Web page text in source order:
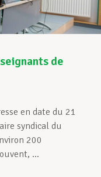
de
en date du 21
syndical du
200
...